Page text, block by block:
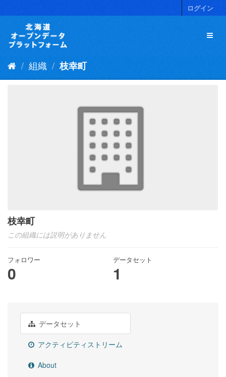
キ
ログイン
組織 枝幸町
枝幸町
この組織には説明がありません
フォロワー
0
データセット
1
データセット
アクティビティストリーム
About